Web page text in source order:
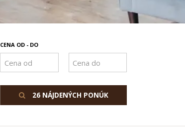
CENA OD - DO
26 NÁJDENÝCH PONÚK